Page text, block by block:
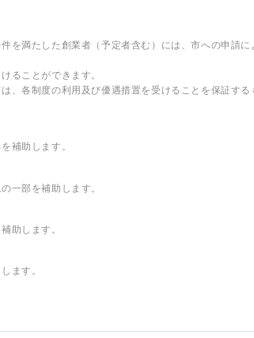
を満たした創業者（予定者含む）には、市への申請に
ることができます。
、各制度の利用及び優遇措置を受けることを保証する
補助します。
一部を補助します。
助します。
ます。